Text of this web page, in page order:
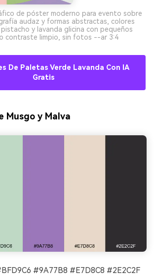
de póster moderno para evento sobre
audaz y formas abstractas, colores
y lavanda glicina con pequeños
contraste limpio, sin fotos --ar 3:4
De Paletas Verde Lavanda Con IA
Gratis
Musgo y Malva
#9A77B8 #E7D8C8 #2E2C2F